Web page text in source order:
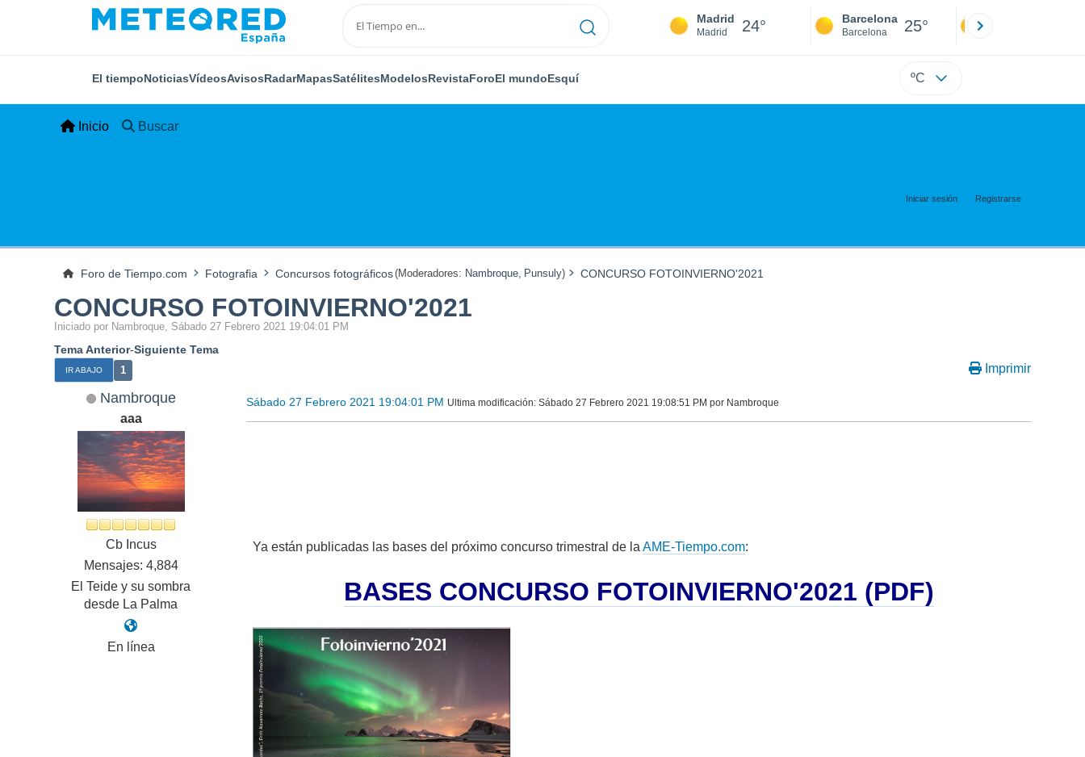
Madrid
Madrid 24° Barcelona
Barcelona 25°
El tiempoNoticiasVídeosAvisosRadarMapasSatélitesModelosRevistaForoEl mundoEsquí ºC
Inicio Buscar
Iniciar sesión Registrarse
Foro de Tiempo.com Fotografia Concursos fotográficos(Moderadores: Nambroque, Punsuly) CONCURSO FOTOINVIERNO'2021
CONCURSO FOTOINVIERNO'2021
Iniciado por Nambroque, Sábado 27 Febrero 2021 19:04:01 PM
Tema Anterior-Siguiente Tema
IR ABAJO 1 Imprimir
Nambroque
aaa
Cb Incus
Mensajes: 4,884
El Teide y su sombra
desde La Palma
En línea
Sábado 27 Febrero 2021 19:04:01 PM Ultima modificación: Sábado 27 Febrero 2021 19:08:51 PM por Nambroque
Ya están publicadas las bases del próximo concurso trimestral de laAME-Tiempo.com:
BASES CONCURSO FOTOINVIERNO'2021 (PDF)